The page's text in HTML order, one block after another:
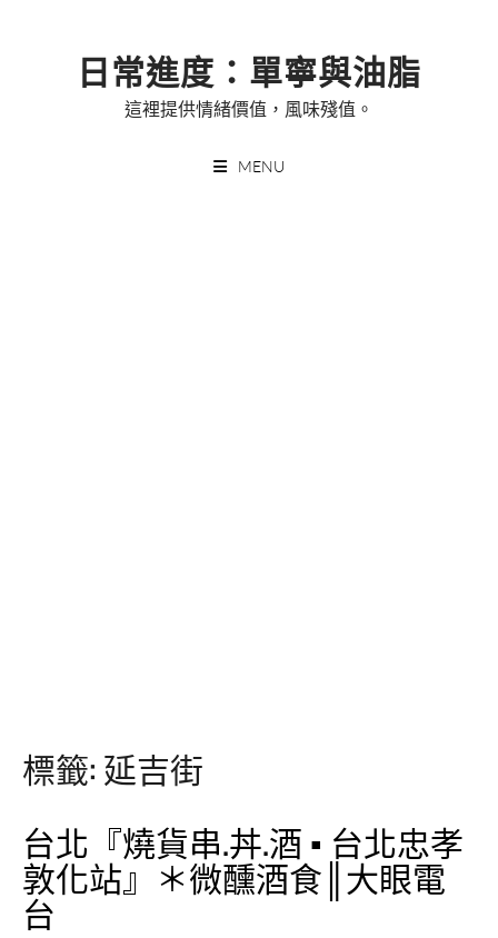
日常進度：單寧與油脂
這裡提供情緒價值，風味殘值。
MENU
標籤: 延吉街
台北『燒貨串.丼.酒 ▪ 台北忠孝
敦化站』＊微醺酒食║大眼電
台